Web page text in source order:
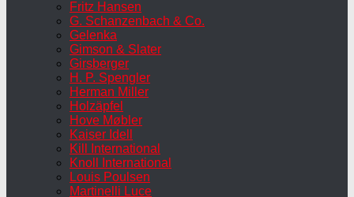
Fritz Hansen
G. Schanzenbach & Co.
Gelenka
Gimson & Slater
Girsberger
H. P. Spengler
Herman Miller
Holzäpfel
Hove Møbler
Kaiser Idell
Kill International
Knoll International
Louis Poulsen
Martinelli Luce